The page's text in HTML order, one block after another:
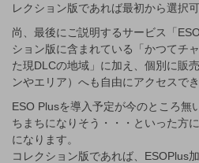
レクション版であれば最初から選択可
尚、最後にご説明するサービス「
ション版に含まれている「かつてチ
た現DLCの地域」に加え、個別に販
ンやエリア）へも自由にアクセスで
ESO Plusを導入予定が今のところ無
ちまちになりそう・・・といった方
になります。
コレクション版であれば、ESOPlus